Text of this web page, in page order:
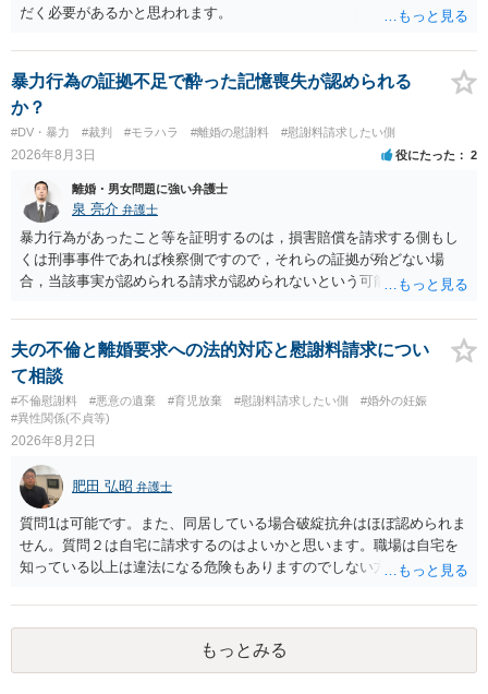
の見極めや，相手方は性交類似行為は認めているのか，それさえも否
す。 ④性交類似行為を認めているにもかかわらず支払を拒否するので
あれば，本人（行政書士でも同じだと思います。）への対応ではあま
り変わらないように思います。減額で折り合えるなら本人様の交渉で
もよいように思いますが，ゼロかどうかの観点であれば，訴訟に進む
しかなくなるようにも思います。そうしますと，お近くの弁護士に相
談して進めることを検討した方がよいようにも思います。
だく必要があるかと思われます。
暴力行為の証拠不足で酔った記憶喪失が認められる
か？
#DV・暴力 #裁判 #モラハラ #離婚の慰謝料 #慰謝料請求したい側
2026年8月3日 役にたった 2
離婚・男女問題に強い弁護士
泉 亮介 弁護士
暴力行為があったこと等を証明するのは，損害賠償を請求する側もし
くは刑事事件であれば検察側ですので，それらの証拠が殆どない場
合，当該事実が認められる請求が認められないという可能性はあるで
夫の不倫と離婚要求への法的対応と慰謝料請求につい
て相談
#不倫慰謝料 #悪意の遺棄 #育児放棄 #慰謝料請求したい側
#婚外の妊娠
#異性関係(不貞等)
2026年8月2日
肥田 弘昭 弁護士
質問1は可能です。また、同居している場合破綻抗弁はほぼ認められま
せん。質問２は自宅に請求するのはよいかと思います。職場は自宅を
知っている以上は違法になる危険もありますのでしない方が良いで
かと思います。有責配偶者ですので相手方からの離婚は拒否しても仮
に訴訟されても法的に成立しません。質問５は認知すると養育費支払
い、相続権が発生します。合意があれば法的に可能ですが法律で強制
することはできません。質問６は可能です。質問７は不貞行為の写真
もっとみる